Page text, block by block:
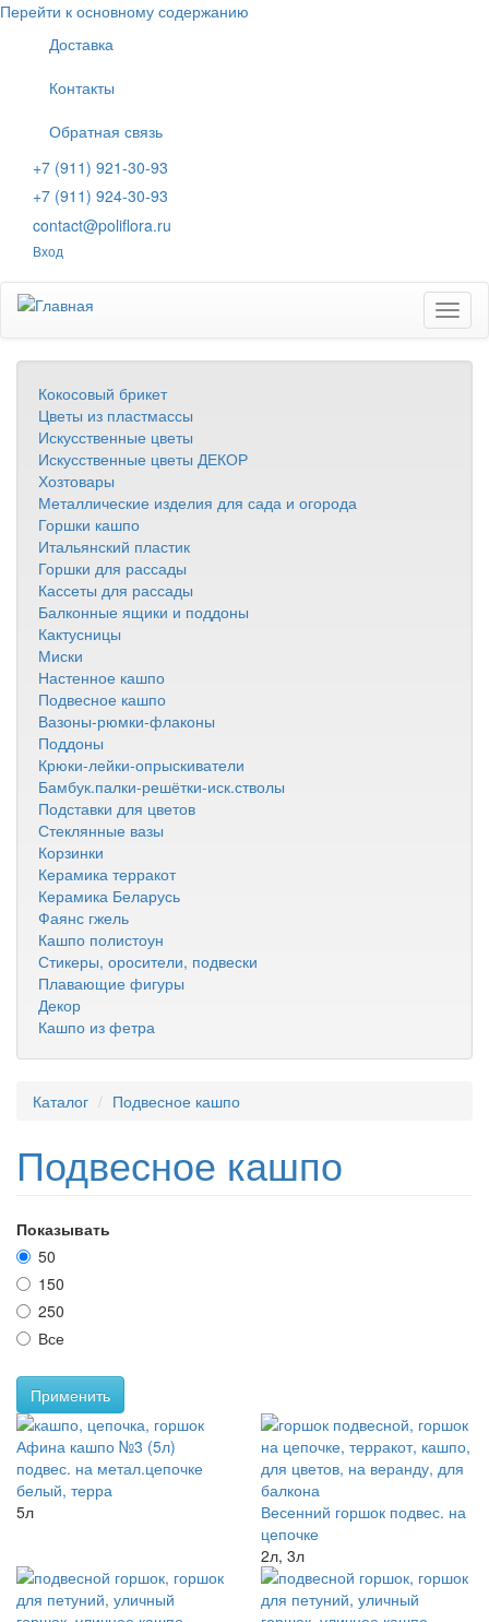
Перейти к основному содержанию
Доставка
Контакты
Обратная связь
+7 (911) 921-30-93
+7 (911) 924-30-93
contact@poliflora.ru
Вход
Кокосовый брикет
Цветы из пластмассы
Искусственные цветы
Искусственные цветы ДЕКОР
Хозтовары
Металлические изделия для сада и огорода
Горшки кашпо
Итальянский пластик
Горшки для рассады
Кассеты для рассады
Балконные ящики и поддоны
Кактусницы
Миски
Настенное кашпо
Подвесное кашпо
Вазоны-рюмки-флаконы
Поддоны
Крюки-лейки-опрыскиватели
Бамбук.палки-решётки-иск.стволы
Подставки для цветов
Стеклянные вазы
Корзинки
Керамика терракот
Керамика Беларусь
Фаянс гжель
Кашпо полистоун
Стикеры, оросители, подвески
Плавающие фигуры
Декор
Кашпо из фетра
Каталог Подвесное кашпо
Подвесное кашпо
Показывать
50
150
250
Все
Применить
Афина кашпо №3 (5л)
подвес. на метал.цепочке
белый, терра
5л
Весенний горшок подвес. на
цепочке
2л, 3л